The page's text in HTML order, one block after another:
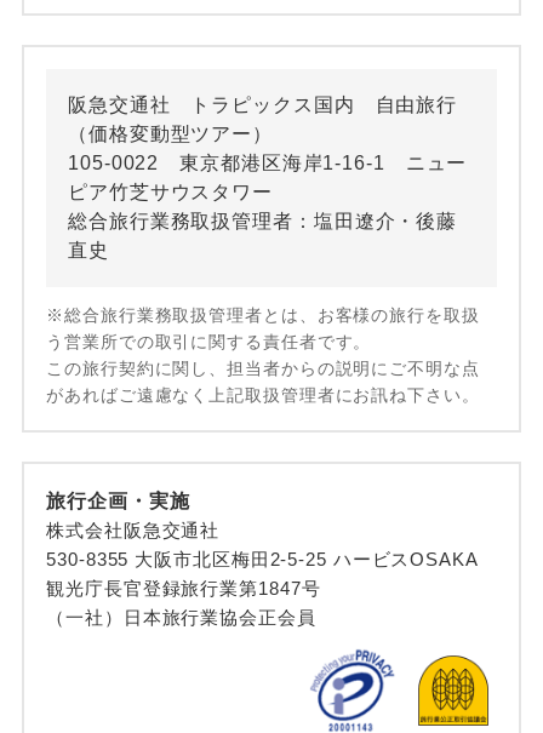
阪急交通社 トラピックス国内 自由旅行
（価格変動型ツアー）
105-0022 東京都港区海岸1-16-1 ニュー
ピア竹芝サウスタワー
総合旅行業務取扱管理者：塩田遼介・後藤
直史
※総合旅行業務取扱管理者とは、お客様の旅行を取扱
う営業所での取引に関する責任者です。
この旅行契約に関し、担当者からの説明にご不明な点
があればご遠慮なく上記取扱管理者にお訊ね下さい。
旅行企画・実施
株式会社阪急交通社
530-8355 大阪市北区梅田2-5-25 ハービスOSAKA
観光庁長官登録旅行業第1847号
（一社）日本旅行業協会正会員